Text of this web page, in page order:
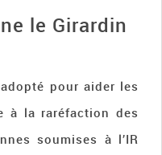
le Girardin
pour aider les
à la raréfaction des
soumises à l’IR